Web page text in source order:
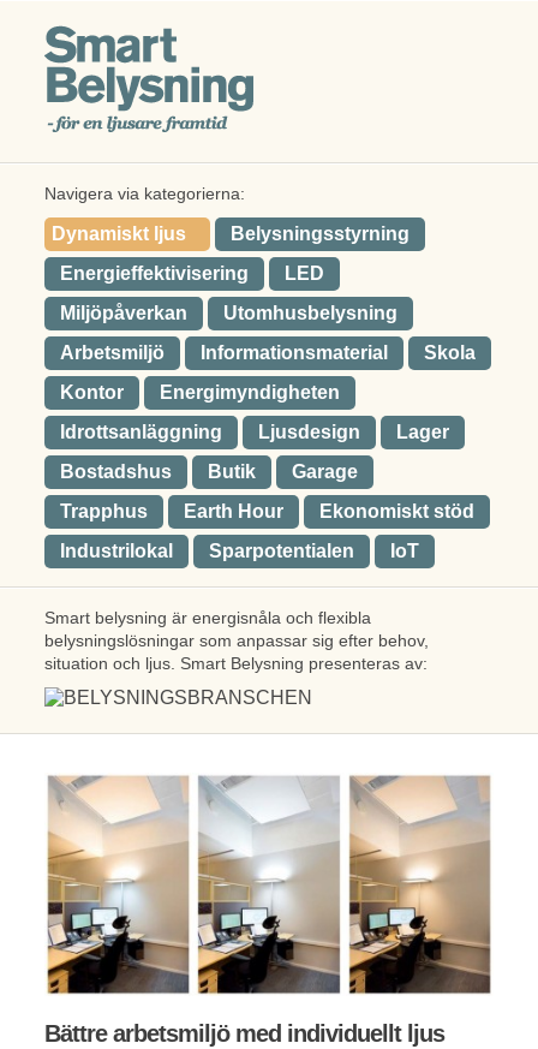
Navigera via kategorierna:
Dynamiskt ljus
Belysningsstyrning
Energieffektivisering
LED
Miljöpåverkan
Utomhusbelysning
Arbetsmiljö
Informationsmaterial
Skola
Kontor
Energimyndigheten
Idrottsanläggning
Ljusdesign
Lager
Bostadshus
Butik
Garage
Trapphus
Earth Hour
Ekonomiskt stöd
Industrilokal
Sparpotentialen IoT
Smart belysning är energisnåla och flexibla
belysningslösningar som anpassar sig efter behov,
situation och ljus. Smart Belysning presenteras av:
Bättre arbetsmiljö med individuellt ljus